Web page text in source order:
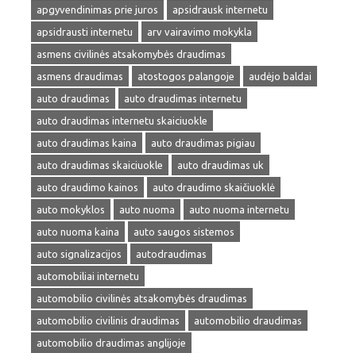
apgyvendinimas prie juros
apsidrausk internetu
apsidrausti internetu
arv vairavimo mokykla
asmens civilinės atsakomybės draudimas
asmens draudimas
atostogos palangoje
audėjo baldai
auto draudimas
auto draudimas internetu
auto draudimas internetu skaiciuokle
auto draudimas kaina
auto draudimas pigiau
auto draudimas skaiciuokle
auto draudimas uk
auto draudimo kainos
auto draudimo skaičiuoklė
auto mokyklos
auto nuoma
auto nuoma internetu
auto nuoma kaina
auto saugos sistemos
auto signalizacijos
autodraudimas
automobiliai internetu
automobilio civilinės atsakomybės draudimas
automobilio civilinis draudimas
automobilio draudimas
automobilio draudimas anglijoje